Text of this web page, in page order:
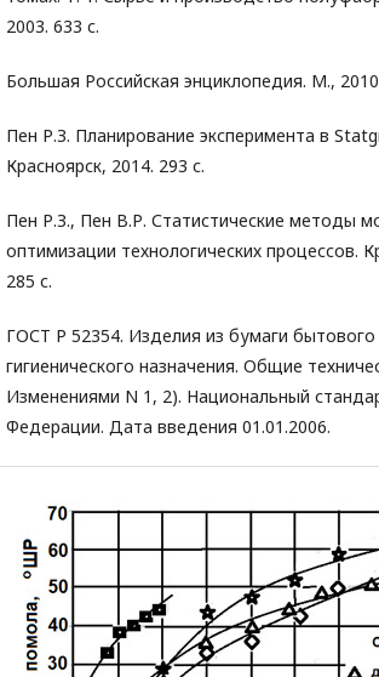
2003. 633 с.
Большая Российская энциклопедия. М.,
Пен Р.З. Планирование эксперимента в
Красноярск, 2014. 293 с.
Пен Р.З., Пен В.Р. Статистические методы
оптимизации технологических процессов.
285 с.
ГОСТ Р 52354. Изделия из бумаги бытового
гигиенического назначения. Общие
Изменениями N 1, 2). Национальный
Федерации. Дата введения 01.01.2006.